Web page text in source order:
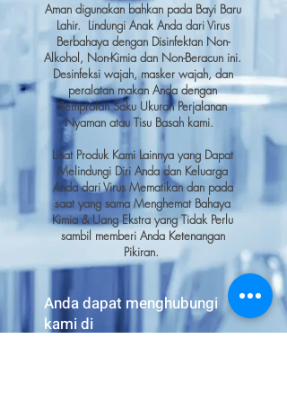
Aman digunakan bahkan pada Bayi Baru
Lahir. Lindungi Anak Anda dari Virus
Berbahaya dengan Disinfektan Non-
Alkohol, Non-Kimia dan Non-Beracun ini.
Desinfeksi wajah, masker wajah, dan
peralatan makan Anda dengan
Semprotan Saku Ukuran Perjalanan
Nyaman atau Tisu Basah kami.
Lihat Produk Kami Lainnya yang Dapat
Melindungi Diri Anda dan Keluarga
Anda dari Virus Mematikan dan pada
saat yang sama Menghemat Bahaya
Kimia & Uang Ekstra yang Tidak Perlu
sambil memberi Anda Ketenangan
Pikiran.
Anda dapat menghubungi
kami di